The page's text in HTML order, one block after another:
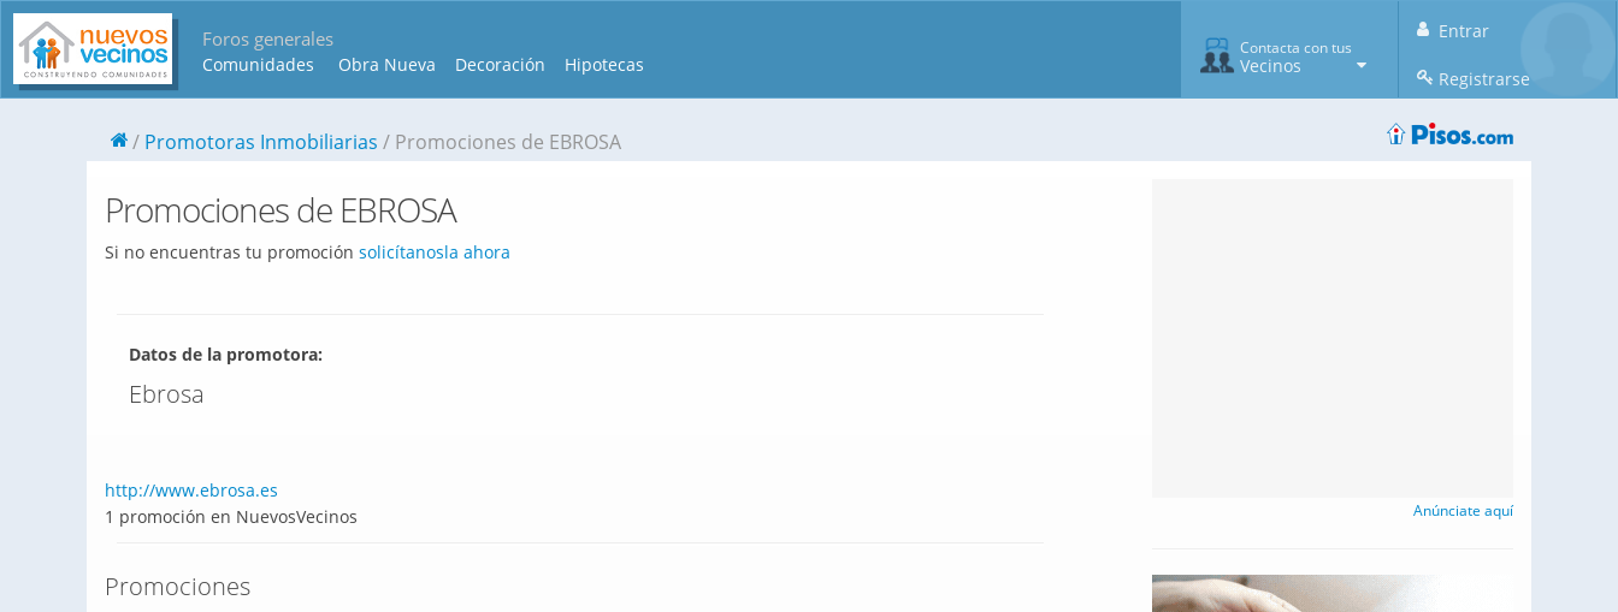
Foros generales
Comunidades Obra Nueva Decoración Hipotecas
Entrar
Registrarse
Contacta con tus
Vecinos
Promotoras Inmobiliarias Promociones de EBROSA
Promociones de EBROSA
Si no encuentras tu promoción solicítanosla ahora
Datos de la promotora:
Ebrosa
http://www.ebrosa.es
1 promoción en NuevosVecinos
Promociones
Anúnciate aquí